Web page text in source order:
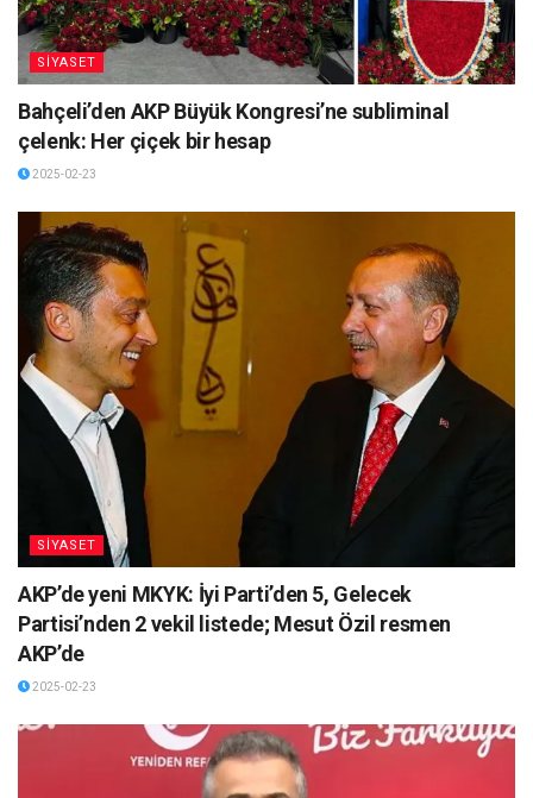
SİYASET
Bahçeli’den AKP Büyük Kongresi’ne subliminal
çelenk: Her çiçek bir hesap
2025-02-23
SİYASET
AKP’de yeni MKYK: İyi Parti’den 5, Gelecek
Partisi’nden 2 vekil listede; Mesut Özil resmen
AKP’de
2025-02-23